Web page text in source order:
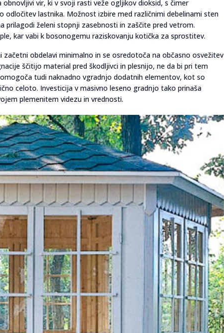
vir, ki v svoji rasti veže ogljikov dioksid, s čimer
lastnika. Možnost izbire med različnimi debelinami sten
želeni stopnji zasebnosti in zaščite pred vetrom.
kar vabi k bosonogemu raziskovanju kotička za sprostitev.
obdelavi minimalno in se osredotoča na občasno osvežitev
ščitijo material pred škodljivci in plesnijo, ne da bi pri tem
tudi naknadno vgradnjo dodatnih elementov, kot so
celoto. Investicija v masivno leseno gradnjo tako prinaša
plemenitem videzu in vrednosti.